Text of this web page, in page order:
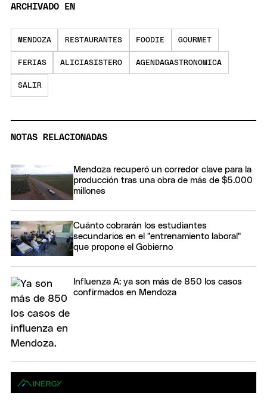
ARCHIVADO EN
MENDOZA RESTAURANTES FOODIE GOURMET
FERIAS ALICIASISTERO AGENDAGASTRONOMICA
SALIR
NOTAS RELACIONADAS
Mendoza recuperó un corredor clave para la
producción tras una obra de más de $5.000
millones
Cuánto cobrarán los estudiantes
secundarios en el "entrenamiento laboral"
que propone el Gobierno
Influenza A: ya son más de 850 los casos
confirmados en Mendoza